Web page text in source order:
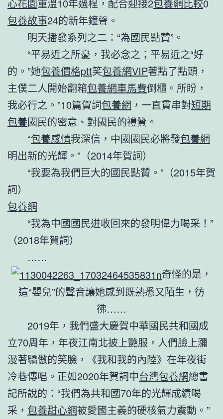
心花園重溫10年過程，配合迎接2包養網比較0
包養故事24的新年鐘聲。
明天播發系列之二：“為國民點贊”。
“平易近之所憂，我必念之；平易近之“好
的。”她包養價格ptt笑包養網VIP著點了點頭，
主僕二人開始翻箱包養網車馬費倒櫃。所盼，
我必行之。”10篇賀詞包養網 ，一直貫串對短期
包養國民的密意、對國民的禮贊。
“包養感情我深信，中國國民必將發包養網
明出新的光輝。”（2014年賀詞）
“我要為我們巨大的國民點贊。”（2015年賀
詞）
包養網
“我為中國國民迸收回來的發明偉力喝采！”
（2018年賀詞）
……
奇怪的是，
這“嬰兒”的聲音讓她感到既熟悉又陌生，彷
彿……
2019年，我們盛大慶賀中華國民共和國成
立70周年，年夜江南北披上艷服，人們臉上瀰
漫著驕傲的笑臉，《我和我的內陸》在年夜街
冷巷傳唱。正如2020年賀詞中台灣包養網總書
記所說的：“我們為共和國70年的光輝成績喝
采， 包養甜心網被愛國主義的硬核氣力震動。”